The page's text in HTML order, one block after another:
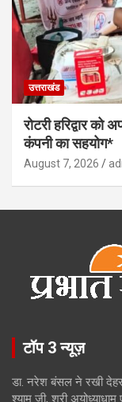
उत्तराखंड
रोटरी हरिद्वार को
कंपनी का सहयोग*
August 7, 2026
टॉप 3 न्यूज़
डा. नरेश बंसल ने रखी
श्याम जी, श्री